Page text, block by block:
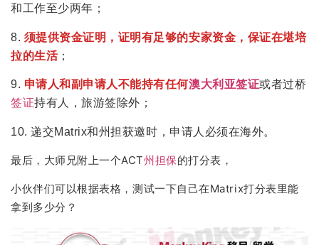
和工作至少两年；
8. 须提供资金证明，证明有足够的安家资金，保证在堪培
拉的生活；
9. 申请人和副申请人不能持有任何澳大利亚签证或者过桥
签证持有人，旅游签除外；
10. 递交Matrix和州担获邀时，申请人必须在海外。
最后， 大师兄附上一个ACT州担保的打分表，
小伙伴们可以根据表格，测试一下自己在Matrix打分表里能
拿到多少分？